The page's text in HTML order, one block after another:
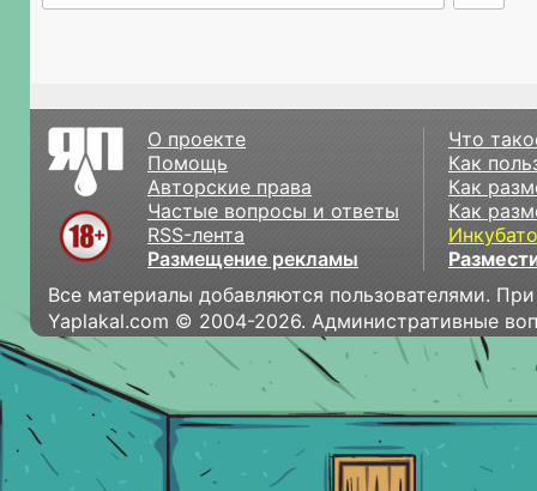
О проекте
Помощь
Авторские права
Частые вопросы и ответы
RSS-лента
Размещение рекламы
Что
Как
Как
Как
Все материалы добавляются пользователями.
Yaplakal.com © 2004-2026. Административные